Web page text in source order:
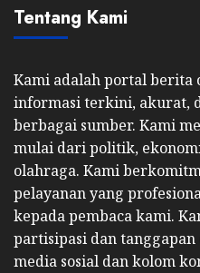
Tentang Kami
Kami adalah portal berita
informasi terkini, akurat,
berbagai sumber. Kami
mulai dari politik,
olahraga. Kami
pelayanan yang
kepada pembaca kami.
partisipasi dan
media sosial dan kolom